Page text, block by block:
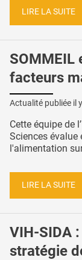
LIRE LA SUITE
SOMMEIL
facteurs
Actualité publiée il
Cette équipe de
Sciences évalue
l'alimentation
LIRE LA SUITE
VIH-SIDA
stratégie